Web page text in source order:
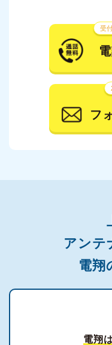
受
フ
アンテ
電翔
電翔